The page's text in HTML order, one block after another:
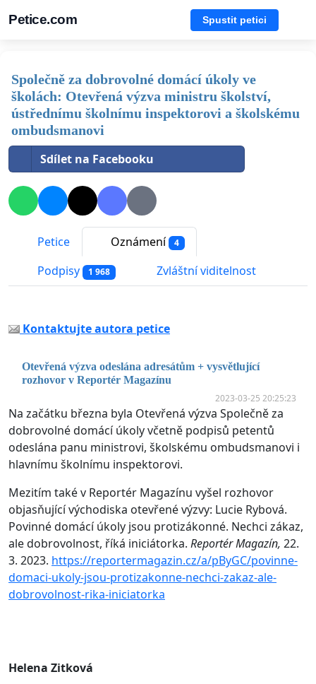
Petice.com Spustit petici
Společně za dobrovolné domácí úkoly ve
školách: Otevřená výzva ministru školství,
ústřednímu školnímu inspektorovi a školskému
ombudsmanovi
Sdílet na Facebooku
Petice Oznámení 4
Podpisy 1 968 Zvláštní viditelnost
Kontaktujte autora petice
Otevřená výzva odeslána adresátům + vysvětlující
rozhovor v Reportér Magazínu
2023-03-25 20:25:23
Na začátku března byla Otevřená výzva Společně za
dobrovolné domácí úkoly včetně podpisů petentů
odeslána panu ministrovi, školskému ombudsmanovi i
hlavnímu školnímu inspektorovi.
Mezitím také v Reportér Magazínu vyšel rozhovor
objasňující východiska otevřené výzvy: Lucie Rybová.
Povinné domácí úkoly jsou protizákonné. Nechci zákaz,
ale dobrovolnost, říká iniciátorka. Reportér Magazín, 22.
3. 2023. https://reportermagazin.cz/a/pByGC/povinne-
domaci-ukoly-jsou-protizakonne-nechci-zakaz-ale-
dobrovolnost-rika-iniciatorka
Helena Zitková